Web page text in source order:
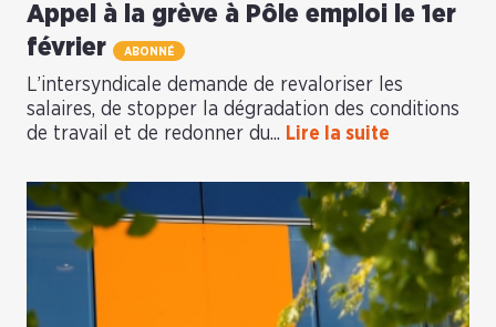
Appel à la grève à Pôle emploi le 1er
février
ABONNÉ
L’intersyndicale demande de revaloriser les
salaires, de stopper la dégradation des conditions
de travail et de redonner du... Lire la suite